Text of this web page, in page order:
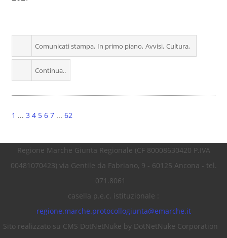
Comunicati stampa In primo piano Avvisi Cultura
Continua..
1 ... 3 4 5 6 7 ... 62
Regione Marche Giunta Regionale (CF 80008630420 P.IVA
00481070423) via Gentile da Fabriano, 9 - 60125 Ancona - tel.
071.8061
casella p.e.c. istituzionale :
regione.marche.protocollogiunta@emarche.it
Sito realizzato su CMS DotNetNuke by DotNetNuke Corporation